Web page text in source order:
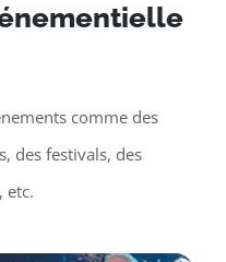
comme des
des festivals, des
etc.